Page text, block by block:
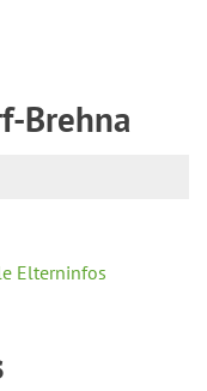
Brehna
Elterninfos